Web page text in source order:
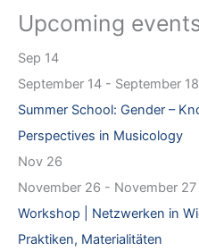
Upcoming
Sep 14
September 14 - September 18
Summer School: Gender –
Perspectives in Musicology
Nov 26
November 26 - November 27
Workshop | Netzwerken in
Praktiken, Materialitäten